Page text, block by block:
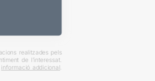
realitzades pels
de l’interessat.
informació addicional